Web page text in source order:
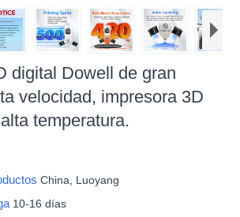
digital Dowell de gran
velocidad, impresora 3D
temperatura.
China, Luoyang
10-16 días